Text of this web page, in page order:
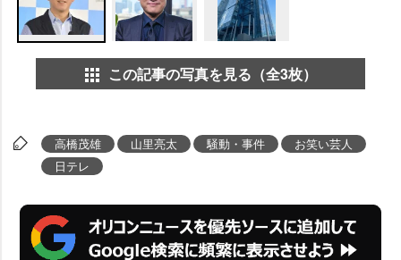
この記事の写真を見る（全3枚）
高橋茂雄 山里亮太 騒動・事件
お笑い芸人
日テレ